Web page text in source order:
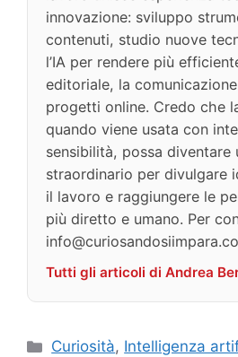
innovazione: sviluppo
contenuti, studio nuove
l’IA per rendere più
editoriale, la
progetti online. Credo che
quando viene usata con
sensibilità, possa diventare
straordinario per divulgare
il lavoro e raggiungere le
più diretto e umano. Per
Tutti gli articoli di Andrea
Categorie
Curiosità, Intelligenza